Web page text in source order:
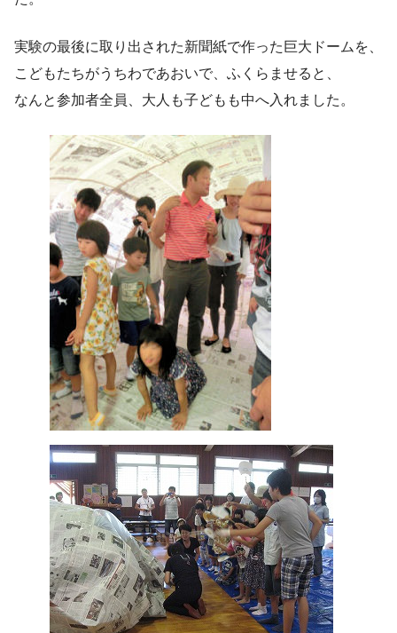
実験の最後に取り出された新聞紙で作った巨大ドームを、
こどもたちがうちわであおいで、ふくらませると、
なんと参加者全員、大人も子どもも中へ入れました。